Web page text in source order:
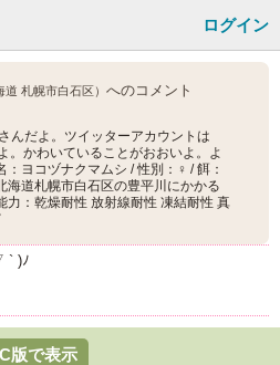
ログイン
道 札幌市白石区） へのコメント
んだよ。ツイッターアカウントは
。かわいていることがおおいよ。よ
：ヨコヅナクマムシ / 性別：♀ / 餌：
海道札幌市白石区の豊平川にかかる
力：乾燥耐性 放射線耐性 凍結耐性 真
` )ﾉ
版で表示